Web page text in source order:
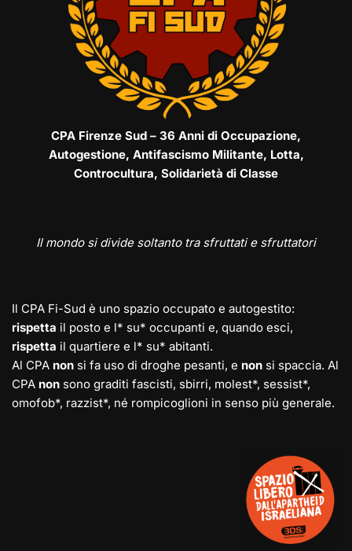
CPA Firenze Sud – 36 Anni di Occupazione,
Autogestione, Antifascismo Militante, Lotta,
Controcultura, Solidarietà di Classe
Il mondo si divide soltanto tra sfruttati e sfruttatori
Il CPA Fi-Sud è uno spazio occupato e autogestito:
rispetta il posto e l* su* occupanti e, quando esci,
rispetta il quartiere e l* su* abitanti.
Al CPA non si fa uso di droghe pesanti, e non si spaccia. Al
CPA non sono graditi fascisti, sbirri, molest*, sessist*,
omofob*, razzist*, né rompicoglioni in senso più generale.